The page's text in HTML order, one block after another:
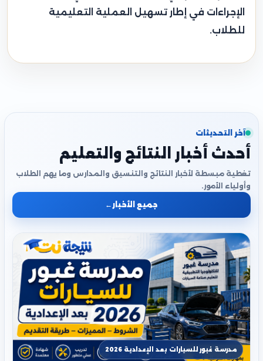
الإجراءات في إطار تسهيل العملية التعليمية
للطلاب.
آخر التحديثات
أحدث أخبار النتائج والتعليم
تغطية مبسطة لأخبار النتائج والتنسيق والمدارس وما يهم الطلاب
وأولياء الأمور.
جميع الأخبار ←
مدرسة غبور للسيارات بعد الإعدادية 2026